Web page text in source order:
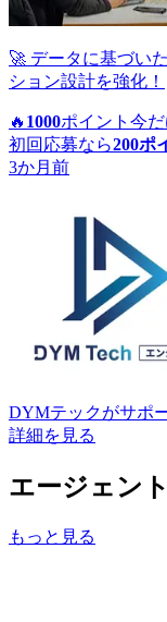
🚀 データに基づい
ション設計を強化！
🔥 1000ポイント 今だ
初回応募なら200ポ
3か月前
DYMテックがサポ
詳細を見る
エージェン
もっと見る